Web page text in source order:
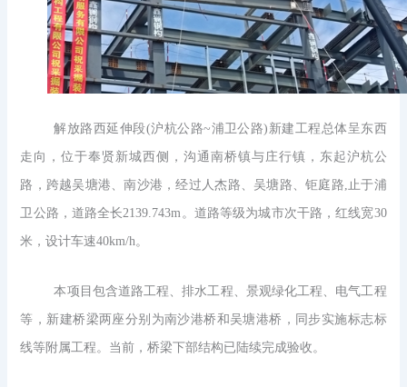
解放路西延伸段(沪杭公路~浦卫公路)新建工程总体呈东西
走向，位于奉贤新城西侧，沟通南桥镇与庄行镇，东起沪杭公
路，跨越吴塘港、南沙港，经过人杰路、吴塘路、钜庭路,止于浦
卫公路，道路全长2139.743m。道路等级为城市次干路，红线宽30
米，设计车速40km/h。
本项目包含道路工程、排水工程、景观绿化工程、电气工程
等，新建桥梁两座分别为南沙港桥和吴塘港桥，同步实施标志标
线等附属工程。当前，桥梁下部结构已陆续完成验收。